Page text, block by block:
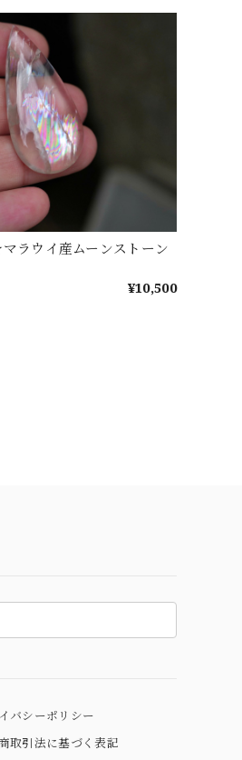
ラウイ産ムーンストーン
¥10,500
バシーポリシー
取引法に基づく表記